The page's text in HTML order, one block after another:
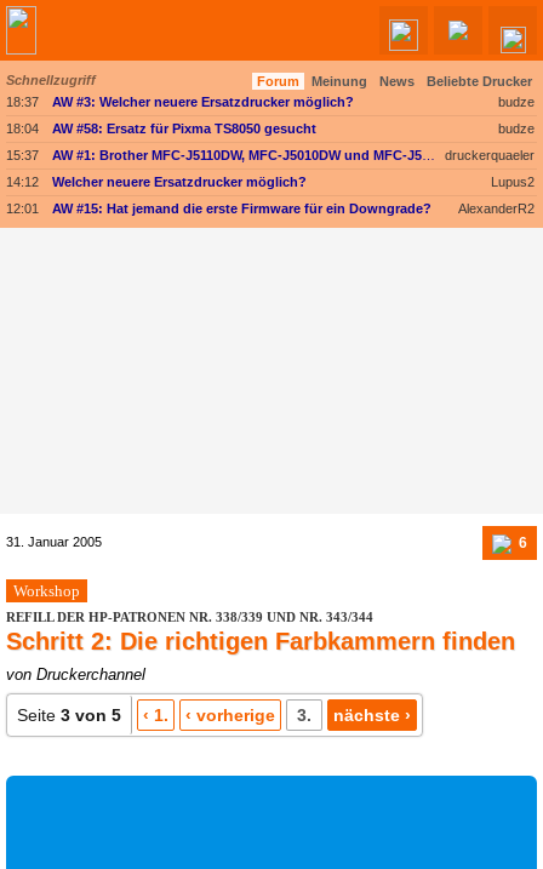
Schnellzugriff Forum Meinung News
Beliebte Drucker
18:37
AW #3: Welcher neuere Ersatzdrucker möglich?
budze
18:04
AW #58: Ersatz für Pixma TS8050 gesucht
budze
15:37
druckerquaeler
14:12
Welcher neuere Ersatzdrucker möglich?
Lupus2
12:01
AW #15: Hat jemand die erste Firmware für ein Downgrade? AlexanderR2
31. Januar 2005 6
Workshop
REFILL DER HP-PATRONEN NR. 338/339 UND NR. 343/344
Schritt 2: Die richtigen Farbkammern finden
von Druckerchannel
Seite 3 von 5 ‹ 1. ‹ vorherige 3. nächste ›
Angebote werden geladen...